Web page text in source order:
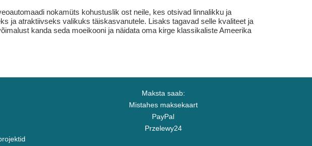
nokamüts kohustuslik ost neile, kes otsivad linnalikku ja
ja atraktiivseks valikuks täiskasvanutele. Lisaks tagavad selle kvaliteet ja
kanda seda moeikooni ja näidata oma kirge klassikaliste Ameerika
Maksta saab:
Mistahes maksekaart
PayPal
Przelewy24